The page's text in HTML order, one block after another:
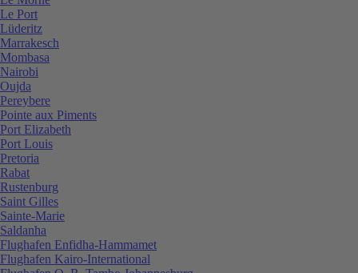
Le Port
Lüderitz
Marrakesch
Mombasa
Nairobi
Oujda
Pereybere
Pointe aux Piments
Port Elizabeth
Port Louis
Pretoria
Rabat
Rustenburg
Saint Gilles
Sainte-Marie
Saldanha
Flughafen Enfidha-Hammamet
Flughafen Kairo-International